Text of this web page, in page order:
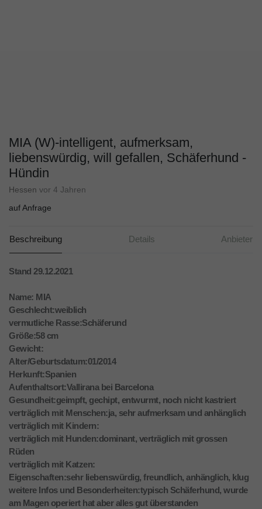
MIA (W)-intelligent, aufmerksam,
liebenswürdig, will gefallen, Schäferhund -
Hündin
Hessen vor 4 Jahren
auf Anfrage
Beschreibung Details Anbieter
Stand 29.12.2021
Name: MIA
Geschlecht:weiblich
vermutliche Rasse:Schäferund
Größe:58 cm
Gewicht:
Alter/Geburtsdatum:01/2014
Herkunft:Spanien
Aufenthaltsort:Vallirana bei Barcelona
Gesundheit:geimpft, gechipt, entwurmt, noch nicht kastriert
verträglich mit Menschen:ja, sehr aufmerksam und anhänglich
verträglich mit Kindern:
verträglich mit Hunden:dominant, verträglich mit grossen
Rüden
verträglich mit Katzen:
Eigenschaften:sehr liebenswürdig, freundlich, anhänglich, klug
weitere Infos und Besonderheiten:typisch Schäferhund, wurde
am Magen operiert hat aber alles gut überstanden